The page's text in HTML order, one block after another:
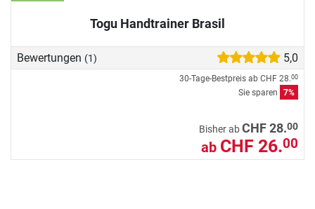
Togu Handtrainer Brasil
Bewertungen (1) 5,0
30-Tage-Bestpreis ab CHF 28.00
Sie sparen 7%
Bisher abCHF 28.00
ab CHF 26.00